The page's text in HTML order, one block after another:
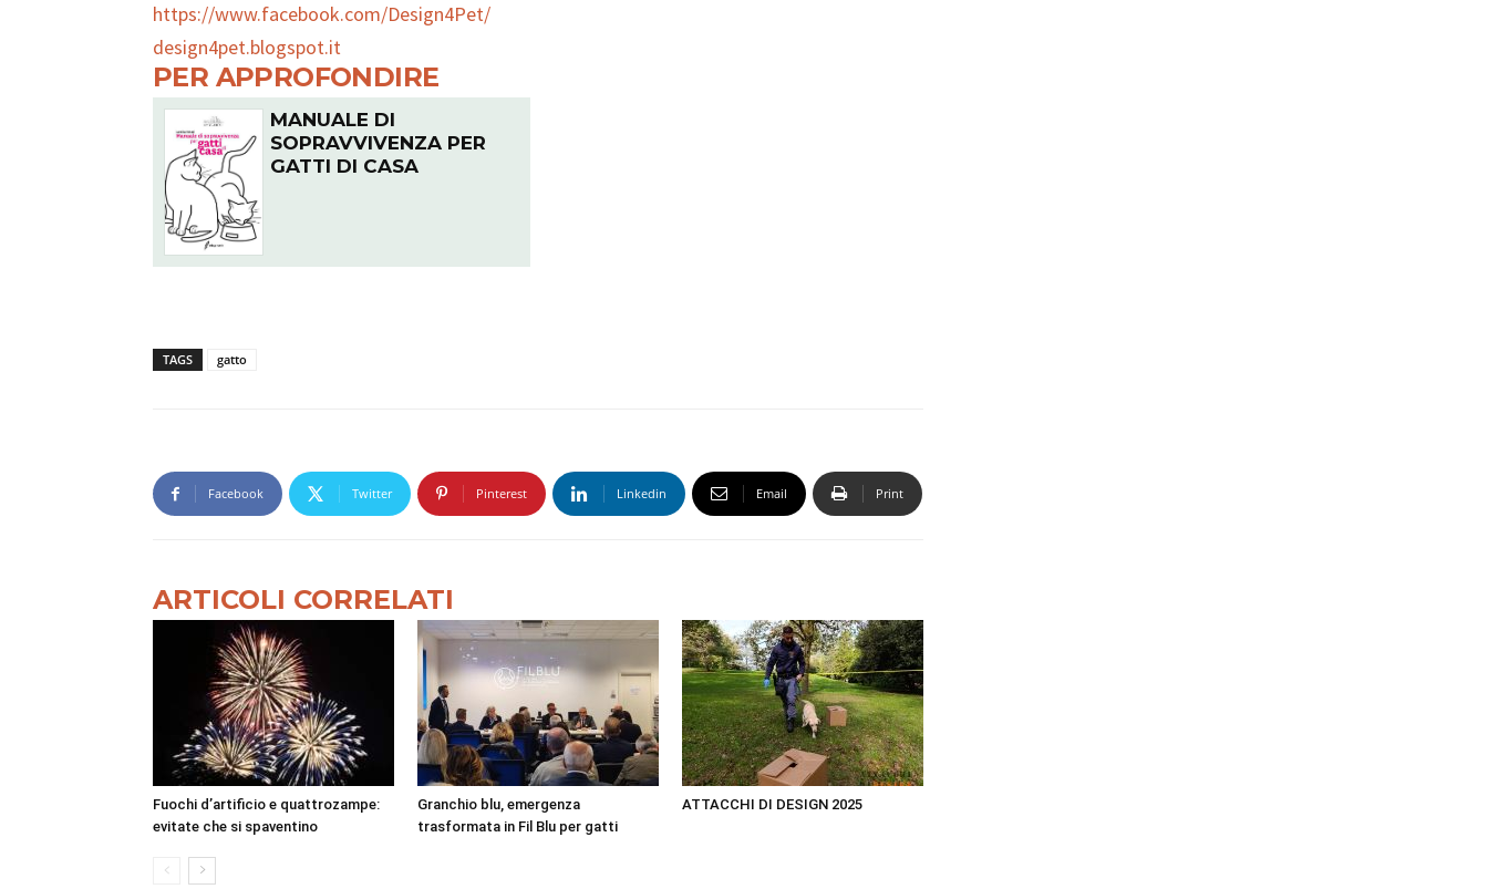
https://www.facebook.com/Design4Pet/
design4pet.blogspot.it
PER APPROFONDIRE
MANUALE DI
SOPRAVVIVENZA PER
GATTI DI CASA
TAGS gatto
Facebook Twitter Pinterest Linkedin Email Print
ARTICOLI CORRELATI
Fuochi d’artificio e quattrozampe:
evitate che si spaventino
Granchio blu, emergenza
trasformata in Fil Blu per gatti
ATTACCHI DI DESIGN 2025